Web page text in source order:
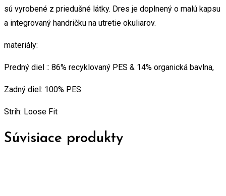
sú vyrobené z priedušné látky. Dres je doplnený o malú kapsu
a integrovaný handričku na utretie okuliarov.
materiály:
Predný diel :: 86% recyklovaný PES & 14% organická bavlna,
Zadný diel: 100% PES
Strih: Loose Fit
Súvisiace produkty